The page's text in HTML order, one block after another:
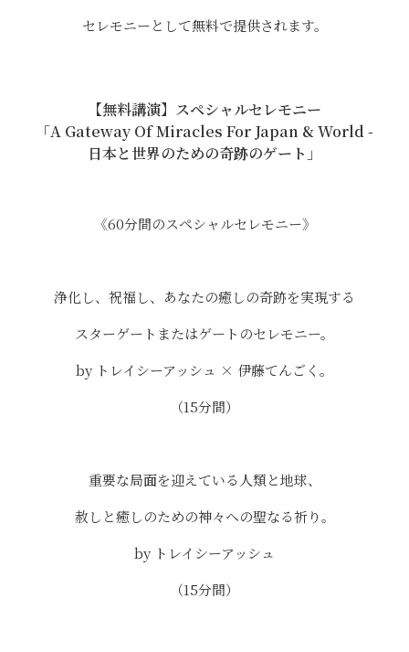
セレモニーとして無料で提供されます。
【無料講演】スペシャルセレモニー
「A Gateway Of Miracles For Japan & World -
日本と世界のための奇跡のゲート」
《60分間のスペシャルセレモニー》
浄化し、祝福し、あなたの癒しの奇跡を実現する
スターゲートまたはゲートのセレモニー。
by トレイシーアッシュ × 伊藤てんごく。
（15分間）
重要な局面を迎えている人類と地球、
赦しと癒しのための神々への聖なる祈り。
by トレイシーアッシュ
（15分間）